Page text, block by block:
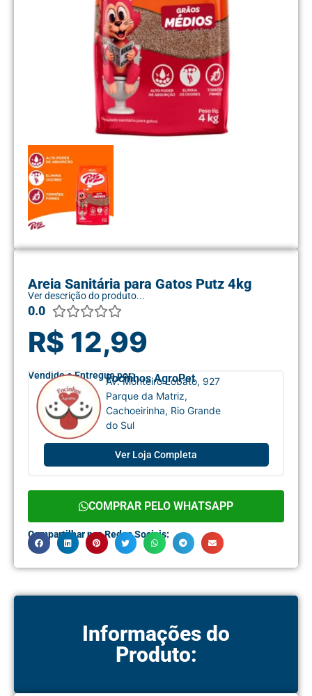
Areia Sanitária para Gatos Putz 4kg
Ver descrição do produto...
0.0 
R$ 12,99
Vendido e Entregue por:Focinhos AgroPet
Av. Monteiro Lobato, 927
Parque da Matriz,
Cachoeirinha, Rio Grande
do Sul
Ver Loja Completa
COMPRAR PELO WHATSAPP
Compartilhar nas Redes Sociais:
Informações do
Produto: